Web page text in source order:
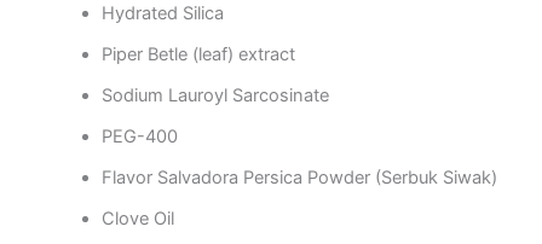
Hydrated Silica
Piper Betle (leaf) extract
Sodium Lauroyl Sarcosinate
PEG-400
Flavor Salvadora Persica Powder (Serbuk Siwak)
Clove Oil